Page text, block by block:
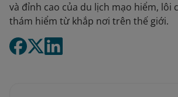
và đỉnh cao của du lịch mạo hiểm, lôi
thám hiểm từ khắp nơi trên thế giới.